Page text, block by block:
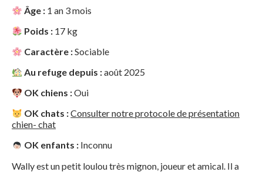
Âge : 1 an 3 mois
Poids : 17 kg
Caractère :Sociable
Au refuge depuis :août 2025
OK chiens :Oui
OK chats :Consulter notre protocole de présentation
chien- chat
OK enfants : Inconnu
Wally est un petit loulou très mignon, joueur et amical. Il a